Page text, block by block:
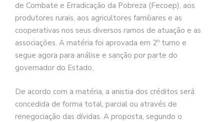
de Combate e Erradicação da Pobreza (Fecoep), aos
produtores rurais, aos agricultores familiares e as
cooperativas nos seus diversos ramos de atuação e as
associações. A matéria foi aprovada em 2º turno e
segue agora para análise e sanção por parte do
governador do Estado.
De acordo com a matéria, a anistia dos créditos será
concedida de forma total, parcial ou através de
renegociação das dívidas. A proposta, segundo o